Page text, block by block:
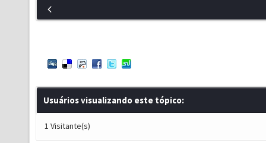
Usuários visualizando este tópico:
1 Visitante(s)